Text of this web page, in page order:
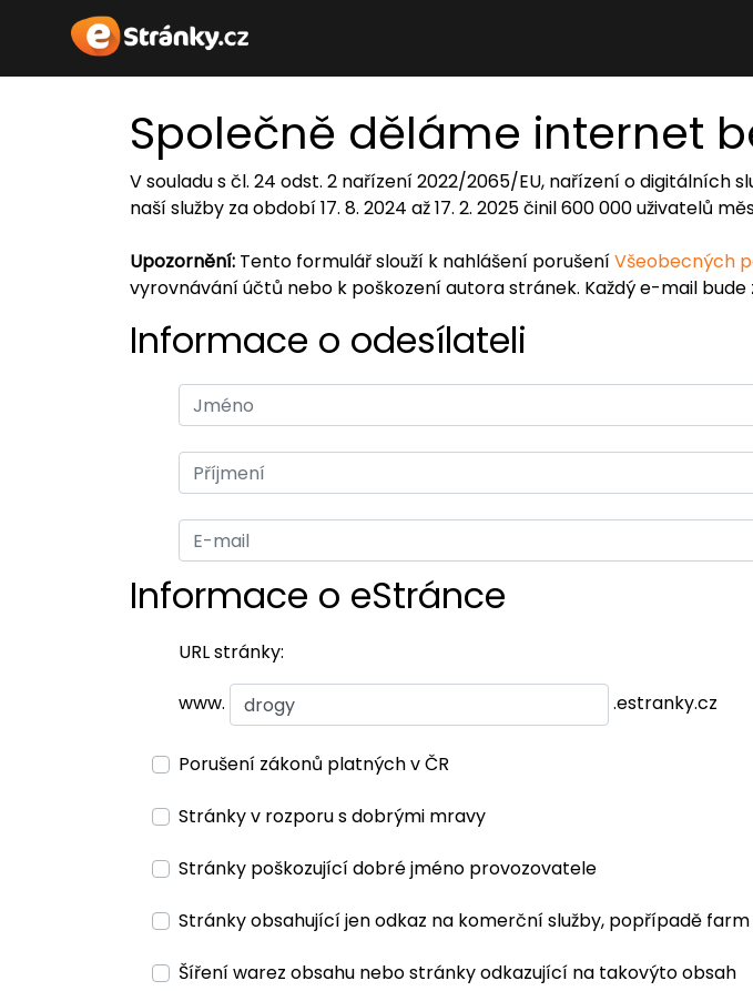
Společně děláme internet
V souladu s čl. 24 odst. 2 nařízení 2022/2065/EU, nařízení o
naší služby za období 17. 8. 2024 až 17. 2. 2025 činil 600 000 uživatelů
Upozornění: Tento formulář slouží k nahlášení porušeníVšeobecných
vyrovnávání účtů nebo k poškození autora stránek. Každý e-mail bude
Informace o odesílateli
Informace o eStránce
URL stránky:
www. .estranky.cz
Porušení zákonů platných v ČR
Stránky v rozporu s dobrými mravy
Stránky poškozující dobré jméno provozovatele
Stránky obsahující jen odkaz na komerční služby, popřípadě farm
Šíření warez obsahu nebo stránky odkazující na takovýto obsah